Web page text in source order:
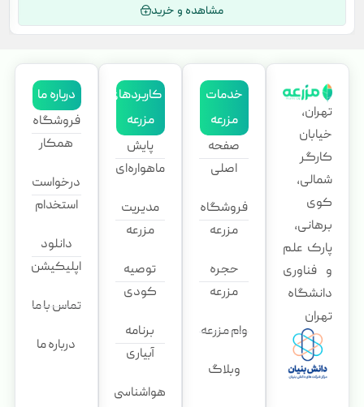
مشاهده و خرید
تهران،
خیابان
کارگر
شمالی،
کوی
برهانی،
پارک علم
و فناوری
دانشگاه
تهران
خدمات
مزرعه
صفحه
اصلی
فروشگاه
مزرعه
حجره
مزرعه
وام مزرعه
وبلاگ
کاربردهای
مزرعه
پایش
ماهواره‌ای
مدیریت
مزرعه
توصیه
کودی
برنامه
آبیاری
هواشناسی
درباره ما
فروشگاه
همکار
درخواست
استخدام
دانلود
اپلیکیشن
تماس با ما
درباره ما